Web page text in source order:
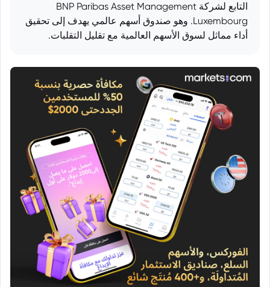
التابع لشركة BNP Paribas Asset Management
Luxembourg. وهو صندوق أسهم عالمي يهدف إلى تحقيق
أداء مماثل لسوق الأسهم العالمية مع تقليل التقلبات.